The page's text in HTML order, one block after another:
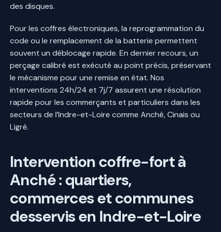
des disques.
Pour les coffres électroniques, la reprogrammation du
code ou le remplacement de la batterie permettent
souvent un déblocage rapide. En dernier recours, un
perçage calibré est exécuté au point précis, préservant
le mécanisme pour une remise en état. Nos
interventions 24h/24 et 7j/7 assurent une résolution
rapide pour les commerçants et particuliers dans les
secteurs de l’Indre-et-Loire comme Anché, Cinais ou
Ligré.
Intervention coffre-fort à
Anché : quartiers,
commerces et communes
desservis en Indre-et-Loire